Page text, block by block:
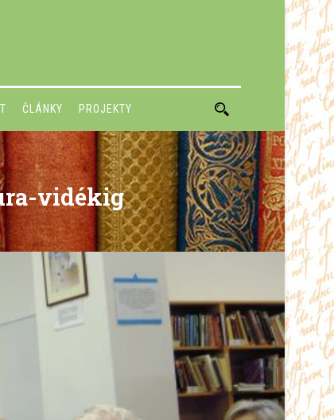
ČLÁNKY PROJEKTY
vidékig